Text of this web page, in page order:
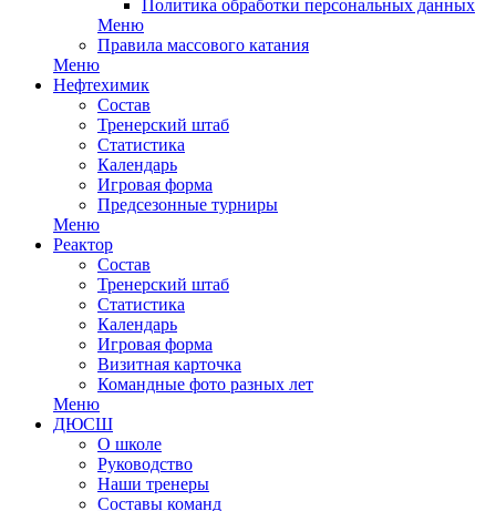
Политика обработки персональных данных
Меню
Правила массового катания
Меню
Нефтехимик
Состав
Тренерский штаб
Статистика
Календарь
Игровая форма
Предсезонные турниры
Меню
Реактор
Состав
Тренерский штаб
Статистика
Календарь
Игровая форма
Визитная карточка
Командные фото разных лет
Меню
ДЮСШ
О школе
Руководство
Наши тренеры
Составы команд